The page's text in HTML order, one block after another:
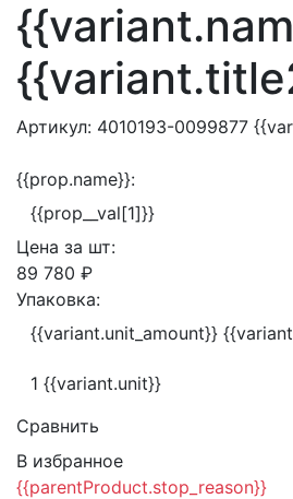
Артикул: 4010193-0099877
{{prop.name}}:
{{prop__val[1]}}
Цена за шт:
89 780 ₽
Упаковка:
{{variant.unit_amount}}
1 {{variant.unit}}
Сравнить
В избранное
{{parentProduct.stop_reason}}